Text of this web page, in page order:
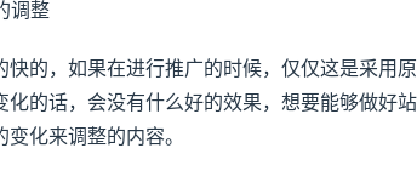
调整
的，如果在进行推广的时候，仅仅这是采用
的话，会没有什么好的效果，想要能够做好
化来调整的内容。